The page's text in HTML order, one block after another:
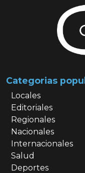
Categorias
Locales
Editoriales
Regionales
Nacionales
Internacionales
Salud
Deportes